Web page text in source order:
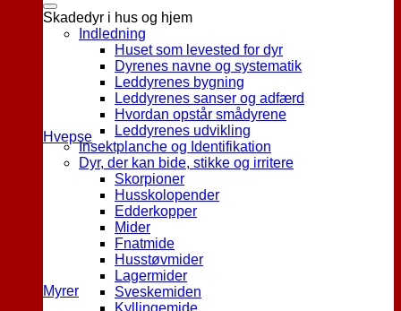
Hvepse
Myrer
Skadedyr i hus og hjem
Indledning
Huset som levested for dyr
Dyrenes navne og systematik
Leddyrenes bygning
Leddyrenes sanser og adfærd
Hvordan opstår smådyrene
Leddyrenes udvikling
Insektplanche og Identifikation
Dyr, der kan bide, stikke og irritere
Skorpioner
Husskolopender
Edderkopper
Mider
Fnatmide
Husstøvmider
Lagermider
Sveskemiden
Kyllingemide